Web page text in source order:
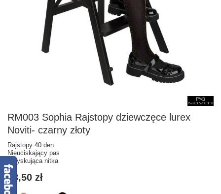
RM003 Sophia Rajstopy dziewczęce lurex
Noviti- czarny złoty
Rajstopy 40 den
Nieuciskający pas
Połyskująca nitka
13,50 zł